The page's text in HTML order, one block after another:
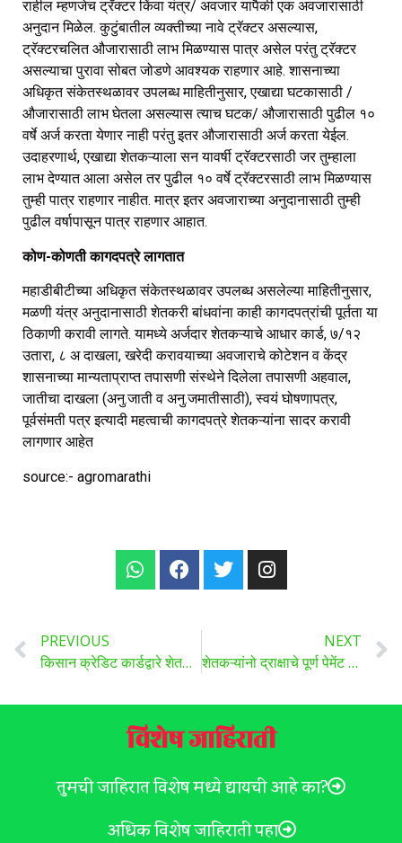
राहील म्हणजेच ट्रॅक्टर किंवा यंत्र/ अवजार यापैकी एक अवजारासाठी
अनुदान मिळेल. कुटुंबातील व्यक्तीच्या नावे ट्रॅक्टर असल्यास,
ट्रॅक्टरचलित औजारासाठी लाभ मिळण्यास पात्र असेल परंतु ट्रॅक्टर
असल्याचा पुरावा सोबत जोडणे आवश्यक राहणार आहे. शासनाच्या
अधिकृत संकेतस्थळावर उपलब्ध माहितीनुसार, एखाद्या घटकासाठी /
औजारासाठी लाभ घेतला असल्यास त्याच घटक/ औजारासाठी पुढील १०
वर्षे अर्ज करता येणार नाही परंतु इतर औजारासाठी अर्ज करता येईल.
उदाहरणार्थ, एखाद्या शेतकऱ्याला सन यावर्षी ट्रॅक्टरसाठी जर तुम्हाला
लाभ देण्यात आला असेल तर पुढील १० वर्षे ट्रॅक्टरसाठी लाभ मिळण्यास
तुम्ही पात्र राहणार नाहीत. मात्र इतर अवजाराच्या अनुदानासाठी तुम्ही
पुढील वर्षापासून पात्र राहणार आहात.
कोण-कोणती कागदपत्रे लागतात
महाडीबीटीच्या अधिकृत संकेतस्थळावर उपलब्ध असलेल्या माहितीनुसार,
मळणी यंत्र अनुदानासाठी शेतकरी बांधवांना काही कागदपत्रांची पूर्तता या
ठिकाणी करावी लागते. यामध्ये अर्जदार शेतकऱ्याचे आधार कार्ड, ७/१२
उतारा, ८ अ दाखला, खरेदी करावयाच्या अवजाराचे कोटेशन व केंद्र
शासनाच्या मान्यताप्राप्त तपासणी संस्थेने दिलेला तपासणी अहवाल,
जातीचा दाखला (अनु.जाती व अनु.जमातीसाठी), स्वयं घोषणापत्र,
पूर्वसंमती पत्र इत्यादी महत्वाची कागदपत्रे शेतकऱ्यांना सादर करावी
लागणार आहेत
source:- agromarathi
PREVIOUS
किसान क्रेडिट कार्डद्वारे शेतकऱ्यांना स्वस्त कर्जासह मिळतात अनेक लाभ, जाणून घ्या…
NEXT
शेतकऱ्यांनो द्राक्षाचे पूर्ण पेमेंट मिळण्याबाबत खातरजमा करा, फसवणूकीपासून सावध रहा..
विशेष जाहिराती
तुमची जाहिरात विशेष मध्ये द्यायची आहे का?
अधिक विशेष जाहिराती पहा